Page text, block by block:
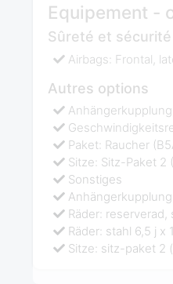
Equipement -
Sûreté et sécurité
Airbags: Frontal,
Autres options
Paket: Raucher
Sitze: Sitz-Paket 2
Sonstiges
Räder: reserverad,
Räder: stahl 6,5 j x
Sitze: sitz-paket 2